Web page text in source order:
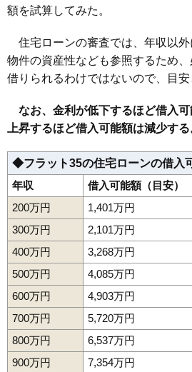
額を試算してみた。
住宅ローンの審査では、年収以外
物件の資産性なども参照するため
借りられるわけではないので、目安
なお、金利が低下するほど借入
上昇するほど借入可能額は減少する
◆フラット35の住宅ローンの借入
年収
借入可能額（目安）
200万円
1,401万円
300万円
2,101万円
400万円
3,268万円
500万円
4,085万円
600万円
4,903万円
700万円
5,720万円
800万円
6,537万円
900万円
7,354万円